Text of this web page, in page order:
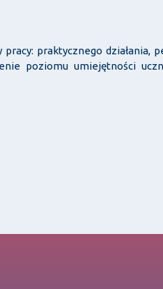
praktycznego działania,
poziomu umiejętności